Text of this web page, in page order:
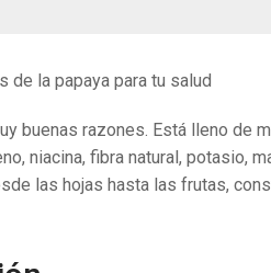
la papaya para tu salud
buenas razones. Está lleno de
niacina, fibra natural, potasio,
las hojas hasta las frutas,